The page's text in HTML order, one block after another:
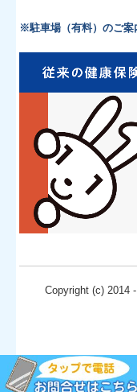
※駐車場（有料）のご
Copyright (c) 2014